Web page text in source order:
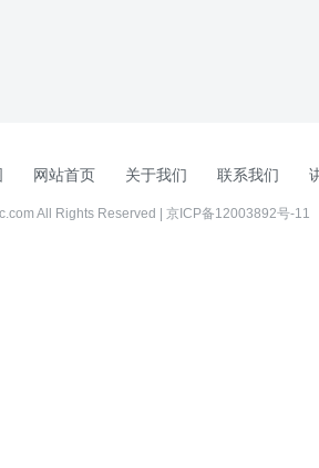
网站首页 关于我们 联系我们
All Rights Reserved | 京ICP备12003892号-11